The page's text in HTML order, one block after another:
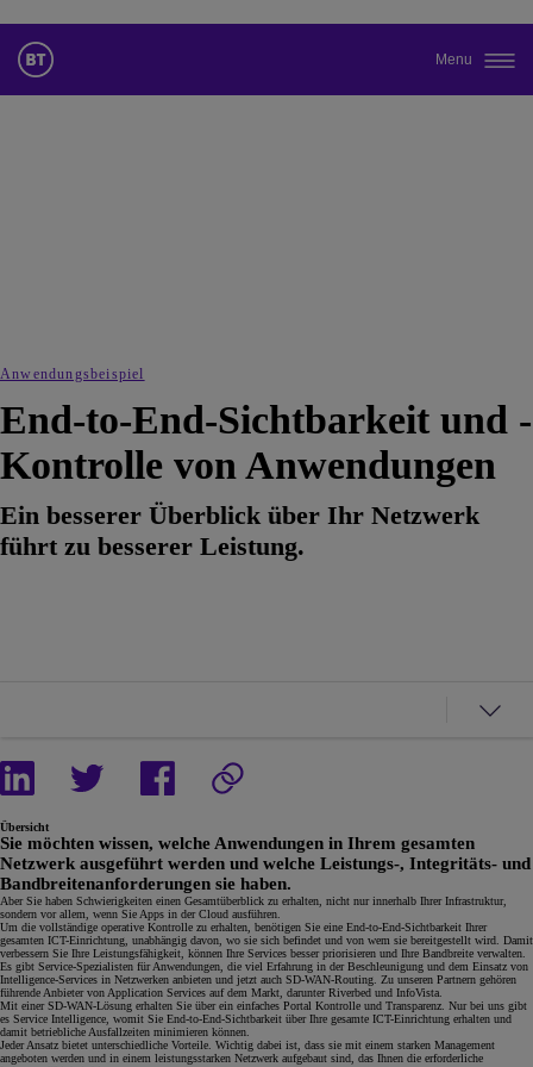
Menu
Anwendungsbeispiel
End-to-End-Sichtbarkeit und -
Kontrolle von Anwendungen
Ein besserer Überblick über Ihr Netzwerk
führt zu besserer Leistung.
Übersicht
Sie möchten wissen, welche Anwendungen in Ihrem gesamten
Netzwerk ausgeführt werden und welche Leistungs-, Integritäts- und
Bandbreitenanforderungen sie haben.
Aber Sie haben Schwierigkeiten einen Gesamtüberblick zu erhalten, nicht nur innerhalb Ihrer Infrastruktur,
sondern vor allem, wenn Sie Apps in der Cloud ausführen.
Um die vollständige operative Kontrolle zu erhalten, benötigen Sie eine End-to-End-Sichtbarkeit Ihrer
gesamten ICT-Einrichtung, unabhängig davon, wo sie sich befindet und von wem sie bereitgestellt wird. Damit
verbessern Sie Ihre Leistungsfähigkeit, können Ihre Services besser priorisieren und Ihre Bandbreite verwalten.
Es gibt Service-Spezialisten für Anwendungen, die viel Erfahrung in der Beschleunigung und dem Einsatz von
Intelligence-Services in Netzwerken anbieten und jetzt auch SD-WAN-Routing. Zu unseren Partnern gehören
führende Anbieter von Application Services auf dem Markt, darunter Riverbed und InfoVista.
Mit einer SD-WAN-Lösung erhalten Sie über ein einfaches Portal Kontrolle und Transparenz. Nur bei uns gibt
es Service Intelligence, womit Sie End-to-End-Sichtbarkeit über Ihre gesamte ICT-Einrichtung erhalten und
damit betriebliche Ausfallzeiten minimieren können.
Jeder Ansatz bietet unterschiedliche Vorteile. Wichtig dabei ist, dass sie mit einem starken Management
angeboten werden und in einem leistungsstarken Netzwerk aufgebaut sind, das Ihnen die erforderliche